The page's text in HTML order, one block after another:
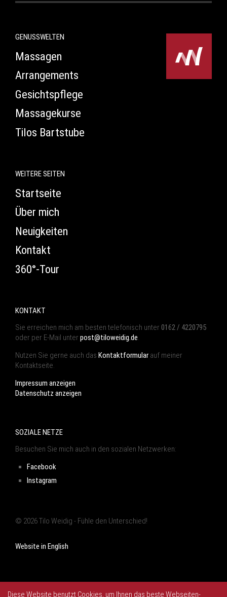
GENUSSWELTEN
Massagen
Arrangements
Gesichtspflege
Massagekurse
Tilos Bartstube
WEITERE SEITEN
Startseite
Über mich
Neuigkeiten
Kontakt
360°-Tour
KONTAKT
Sie erreichen mich am besten telefonisch unter 0162 / 4220795
oder per E-Mail unter post@tiloweidig.de.
Nutzen Sie gerne auch das Kontaktformular auf meiner
Kontaktseite.
Impressum anzeigen
Datenschutz anzeigen
SOZIALE NETZE
Besuchen Sie mich auch in den sozialen Netzwerken:
Facebook
Instagram
© 2026 Tilo Weidig - Fühle den Unterschied!
Website in English
Diese Website benutzt Cookies, um Ihnen das beste Webseiten-